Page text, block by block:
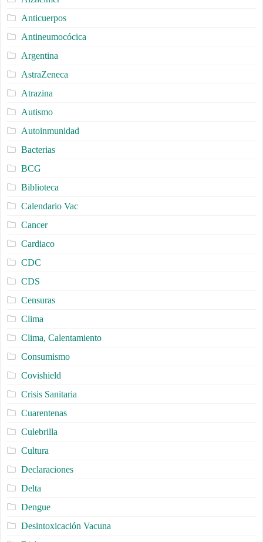
Anticuerpos
Antineumocócica
Argentina
AstraZeneca
Atrazina
Autismo
Autoinmunidad
Bacterias
BCG
Biblioteca
Calendario Vac
Cancer
Cardiaco
CDC
CDS
Censuras
Clima
Clima, Calentamiento
Consumismo
Covishield
Crisis Sanitaria
Cuarentenas
Culebrilla
Cultura
Declaraciones
Delta
Dengue
Desintoxicación Vacuna